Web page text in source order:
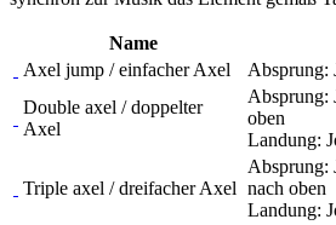
Name
Axel jump / einfacher Axel
Absprung:
Double axel / doppelter
Axel
Absprung:
oben
Landung:
Triple axel / dreifacher Axel
Absprung:
nach oben
Landung: